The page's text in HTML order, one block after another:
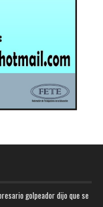
golpeador dijo que se